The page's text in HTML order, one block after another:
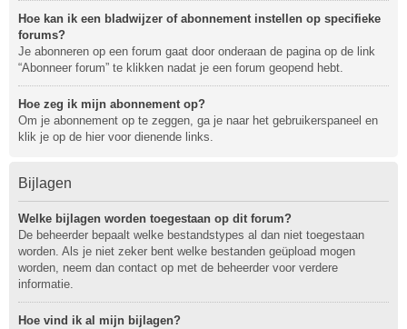
Hoe kan ik een bladwijzer of abonnement instellen op specifieke
forums?
Je abonneren op een forum gaat door onderaan de pagina op de link
“Abonneer forum” te klikken nadat je een forum geopend hebt.
Hoe zeg ik mijn abonnement op?
Om je abonnement op te zeggen, ga je naar het gebruikerspaneel en
klik je op de hier voor dienende links.
Bijlagen
Welke bijlagen worden toegestaan op dit forum?
De beheerder bepaalt welke bestandstypes al dan niet toegestaan
worden. Als je niet zeker bent welke bestanden geüpload mogen
worden, neem dan contact op met de beheerder voor verdere
informatie.
Hoe vind ik al mijn bijlagen?